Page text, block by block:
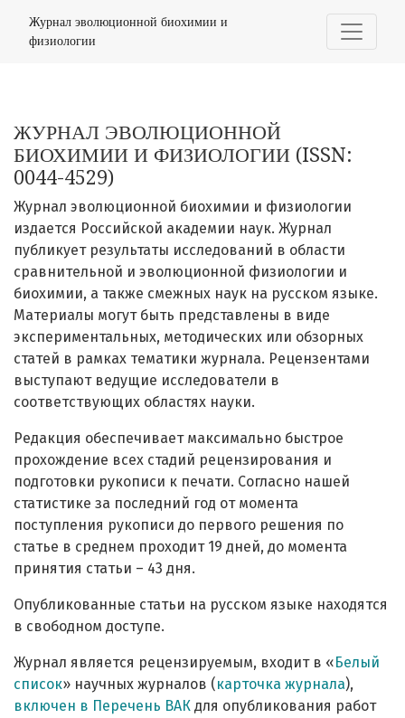
Журнал эволюционной биохимии и
Журнал эволюционной биохимии и
физиологии
ЖУРНАЛ ЭВОЛЮЦИОННОЙ
БИОХИМИИ И ФИЗИОЛОГИИ (ISSN:
0044-4529)
Журнал эволюционной биохимии и физиологии
издается Российской академии наук. Журнал
публикует результаты исследований в области
сравнительной и эволюционной физиологии и
биохимии, а также смежных наук на русском языке.
Материалы могут быть представлены в виде
экспериментальных, методических или обзорных
статей в рамках тематики журнала. Рецензентами
выступают ведущие исследователи в
соответствующих областях науки.
Редакция обеспечивает максимально быстрое
прохождение всех стадий рецензирования и
подготовки рукописи к печати. Согласно нашей
статистике за последний год от момента
поступления рукописи до первого решения по
статье в среднем проходит 19 дней, до момента
принятия статьи – 43 дня.
Опубликованные статьи на русском языке находятся
в свободном доступе.
Журнал является рецензируемым, входит в «Белый
список» научных журналов (карточка журнала),
включен в Перечень ВАК для опубликования работ